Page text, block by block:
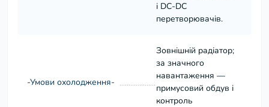
і DC-DC
перетворювачів.
-Умови охолодження-
Зовнішній радіатор;
за значного
навантаження —
примусовий обдув і
контроль